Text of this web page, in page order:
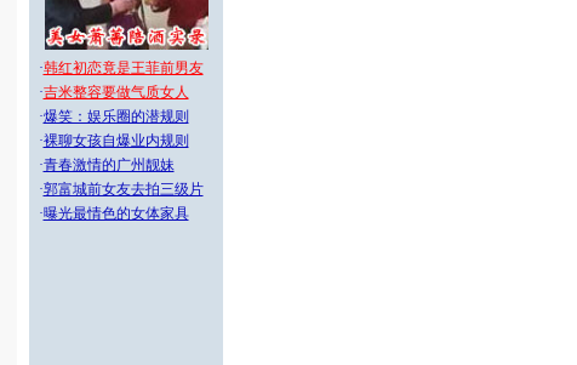
·韩红初恋竟是王菲前男友
·吉米整容要做气质女人
·爆笑：娱乐圈的潜规则
·裸聊女孩自爆业内规则
·青春激情的广州靓妹
·郭富城前女友去拍三级片
·曝光最情色的女体家具